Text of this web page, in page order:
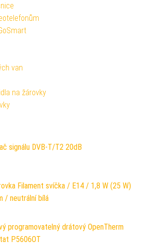
van
na žárovky
signálu DVB-T/T2 20dB
Filament svíčka / E14 / 1,8 W (25 W)
/ neutrální bílá
programovatelný drátový OpenTherm
P5606OT